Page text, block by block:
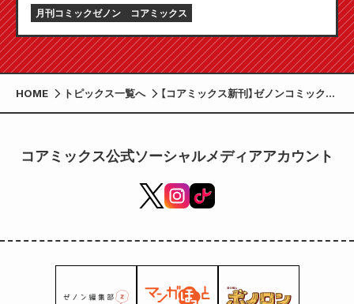
月刊コミックゼノン コアミックス
HOME トピックス一覧へ
【コアミックス新刊】ゼノンコミックス
10/7（火）発売！
コアミックス公式ソーシャルメディアアカウント